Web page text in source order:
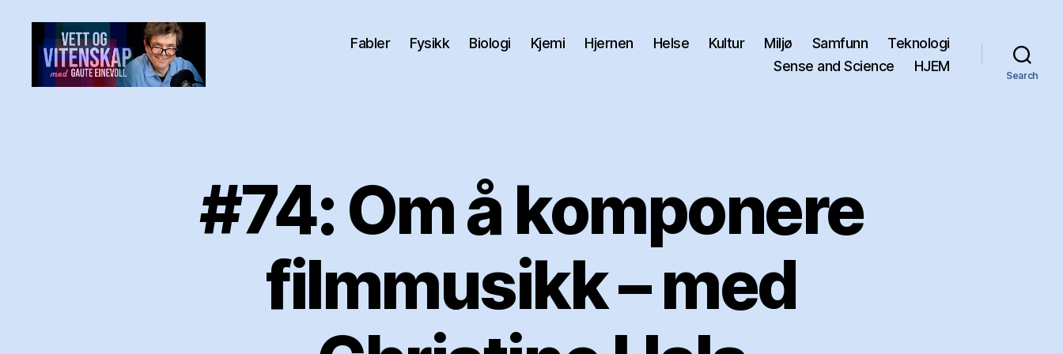
Fabler Fysikk Biologi Kjemi Hjernen Helse Kultur Miljø Samfunn
Teknologi
Sense and Science
HJEM
Search
#74: Om å komponere
filmmusikk – med